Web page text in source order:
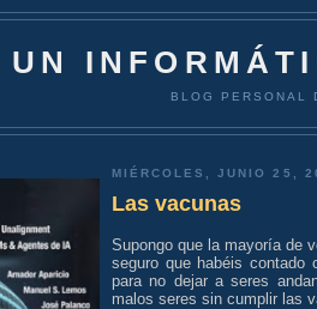
UN
BLOG PERSONAL
MIÉRCOLES, JUNIO 25,
Las vacunas
Supongo que la mayoría de
seguro que habéis contado
para no dejar a seres
malos seres sin cumplir las